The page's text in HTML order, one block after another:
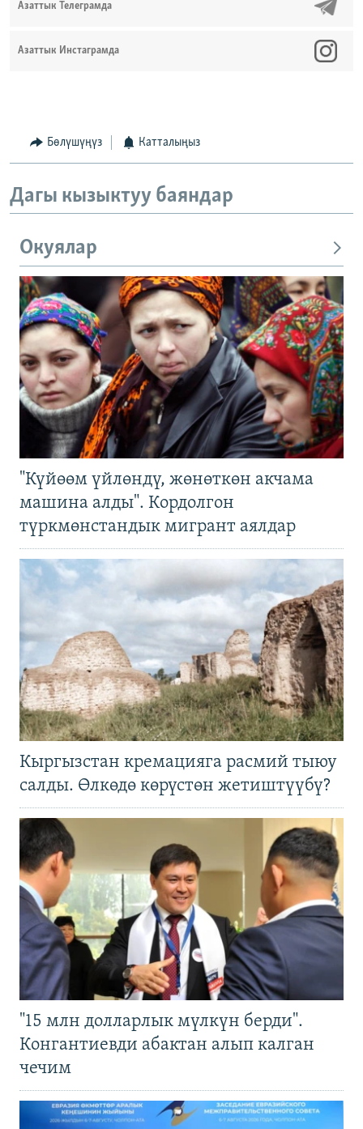
Азаттык Телеграмда
Азаттык Инстаграмда
Бөлүшүңүз Катталыңыз
Дагы кызыктуу баяндар
Окуялар
"Күйөөм үйлөндү, жөнөткөн акчама
машина алды". Кордолгон
түркмөнстандык мигрант аялдар
Кыргызстан кремацияга расмий тыюу
салды. Өлкөдө көрүстөн жетиштүүбү?
"15 млн долларлык мүлкүн берди".
Конгантиевди абактан алып калган
чечим